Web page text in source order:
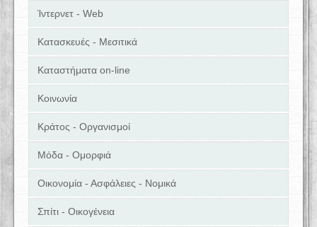
Ίντερνετ - Web
Κατασκευές - Μεσιτικά
Καταστήματα on-line
Κοινωνία
Κράτος - Οργανισμοί
Μόδα - Ομορφιά
Οικονομία - Ασφάλειες - Νομικά
Σπίτι - Οικογένεια